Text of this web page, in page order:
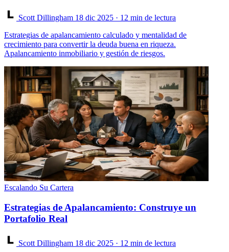
Scott Dillingham 18 dic 2025 · 12 min de lectura
Estrategias de apalancamiento calculado y mentalidad de
crecimiento para convertir la deuda buena en riqueza.
Apalancamiento inmobiliario y gestión de riesgos.
Escalando Su Cartera
Estrategias de Apalancamiento: Construye un
Portafolio Real
Scott Dillingham 18 dic 2025 · 12 min de lectura